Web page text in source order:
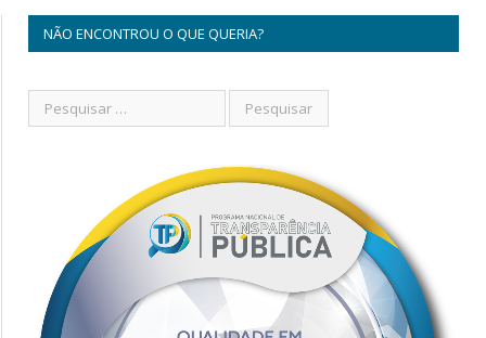
NÃO ENCONTROU O QUE QUERIA?